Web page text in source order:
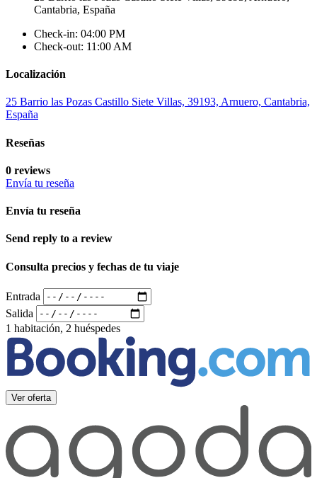
Cantabria, España
Check-in: 04:00 PM
Check-out: 11:00 AM
Localización
25 Barrio las Pozas Castillo Siete Villas, 39193, Arnuero, Cantabria,
España
Reseñas
0 reviews
Envía tu reseña
Envía tu reseña
Send reply to a review
Consulta precios y fechas de tu viaje
Entrada
Salida
1 habitación, 2 huéspedes
Ver oferta